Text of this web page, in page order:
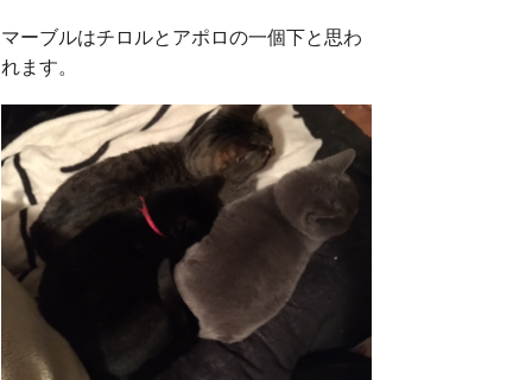
マーブルはチロルとアポロの一個下と思わ
れます。